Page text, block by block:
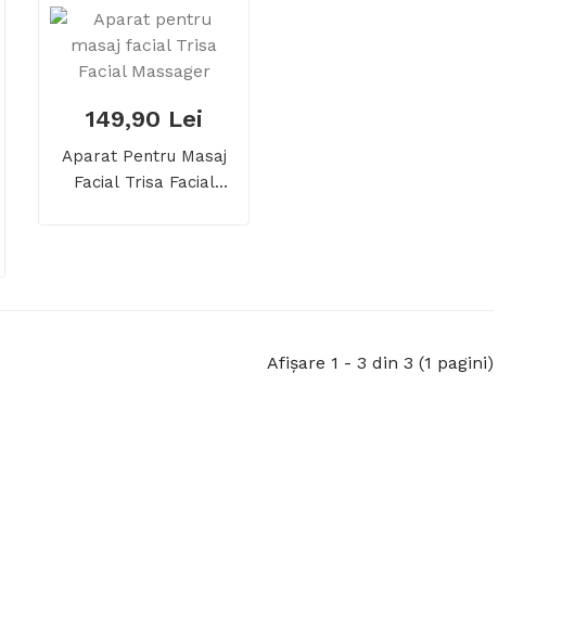
149,90 Lei
Aparat Pentru Masaj
Facial Trisa Facial
Afişare 1 - 3 din 3 (1 pagini)